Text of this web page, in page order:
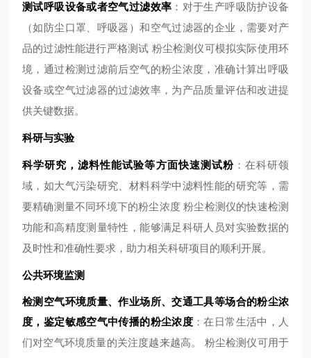
测试呼吸设备或者空气过滤效率 ：对于生产呼吸防护设备
（如防尘口罩、呼吸器）和空气过滤器的企业，需要对产
品的过滤性能进行严格测试 粉尘检测仪可模拟实际使用环
境，通过检测过滤前后空气的粉尘浓度，准确计算出呼吸
设备或空气过滤器的过滤效率，为产品质量评估和改进提
供关键数据。
科研与实验
科学研究，滤料性能试验等方面快速测试粉：在科研领
域，如大气污染研究、材料科学中滤料性能的研究等，需
要精确测量不同环境下的粉尘浓度 粉尘检测仪的快速检测
功能和高精度测量特性，能够满足科研人员对实验数据的
及时性和准确性要求，助力相关科研项目的顺利开展。
公共环境监测
检测空气环境质量、作业场所、交通工具等场合的粉尘浓
度，鉴定敏感空气中传播的粉尘浓度 ：在日常生活中，人
们对空气环境质量的关注度越来越高。 粉尘检测仪可用于